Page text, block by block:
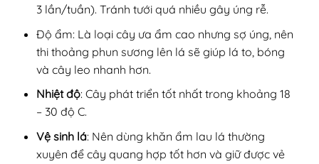
3 lần/tuần). Tránh tưới quá nhiều gây úng rễ.
Độ ẩm: Là loại cây ưa ẩm cao nhưng sợ úng, nên
thi thoảng phun sương lên lá sẽ giúp lá to, bóng
và cây leo nhanh hơn.
Nhiệt độ: Cây phát triển tốt nhất trong khoảng 18
– 30 độ C.
Vệ sinh lá: Nên dùng khăn ẩm lau lá thường
xuyên để cây quang hợp tốt hơn và giữ được vẻ